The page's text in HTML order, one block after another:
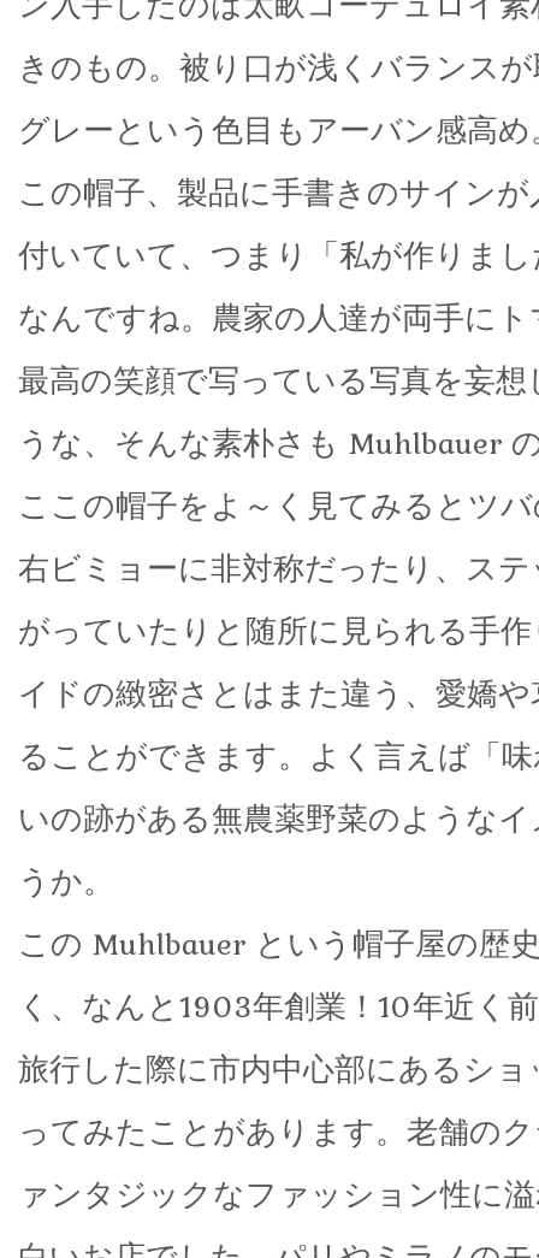
きのもの。被り口が浅くバランス
グレーという色目もアーバン感高
この帽子、製品に手書きのサイン
付いていて、つまり「私が作りま
なんですね。農家の人達が両手に
最高の笑顔で写っている写真を妄
うな、そんな素朴さも Muhlbauer
ここの帽子をよ～く見てみるとツ
右ビミョーに非対称だったり、ス
がっていたりと随所に見られる手
イドの緻密さとはまた違う、愛嬌
ることができます。よく言えば「
いの跡がある無農薬野菜のような
うか。
この Muhlbauer という帽子屋の歴
く、なんと1903年創業！10年近く
旅行した際に市内中心部にあるシ
ってみたことがあります。老舗の
ァンタジックなファッション性に